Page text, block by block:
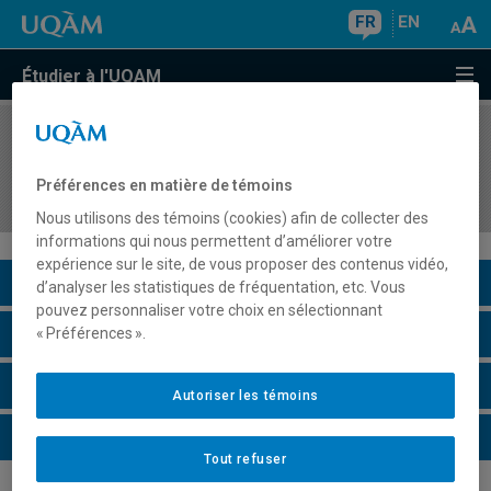
FR EN
Étudier à l'UQAM
COURS//
depuis 1867
Description du cours
Horaire - Été 2026
Horaire - Automne 2026
Horaire - Hiver 2027
Préférences en matière de témoins
Nous utilisons des témoins (cookies) afin de collecter des
informations qui nous permettent d’améliorer votre
expérience sur le site, de vous proposer des contenus vidéo,
d’analyser les statistiques de fréquentation, etc. Vous
pouvez personnaliser votre choix en sélectionnant
« Préférences ».
Tout refuser
Autoriser les témoins